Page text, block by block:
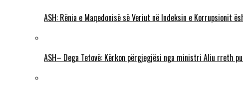
ASH: Rënia e Maqedonisë së Veriut në Indeksin e Korrupsionit
ASH– Dega Tetovë: Kërkon përgjegjësi nga ministri Aliu rreth